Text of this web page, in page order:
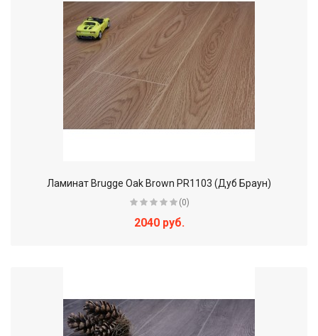
Ламинат Brugge Oak Brown PR1103 (Дуб Браун)
(0)
2040 руб.